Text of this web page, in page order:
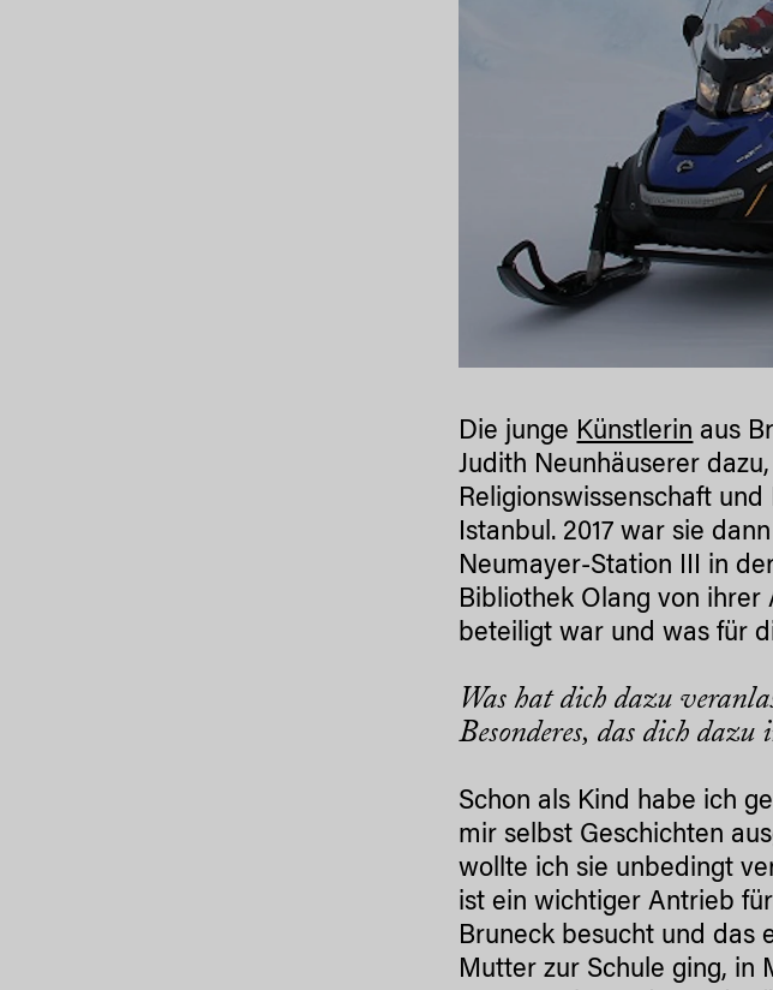
Die junge Künstlerin aus
Judith Neunhäuserer
Religionswissenschaft
Istanbul. 2017 war sie
Neumayer-Station III in
Bibliothek Olang von
beteiligt war und was für
Was hat dich dazu
Besonderes, das dich
Schon als Kind habe ich
mir selbst Geschichten
wollte ich sie unbedingt
ist ein wichtiger Antrieb
Bruneck besucht und das
Mutter zur Schule ging, in